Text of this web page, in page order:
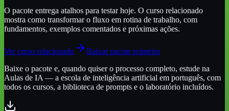
O pacote entrega atalhos para testar hoje. O curso relacionado
mostra como transformar o fluxo em rotina de trabalho, com
fundamentos, exemplos comentados e próximas ações.
Ver curso relacionado
Baixar pacote primeiro
Baixe o pacote e, quando quiser o processo completo, estude na
Aulas de IA — a escola de inteligência artificial em português, com
todos os cursos, a biblioteca de prompts e o laboratório incluídos.